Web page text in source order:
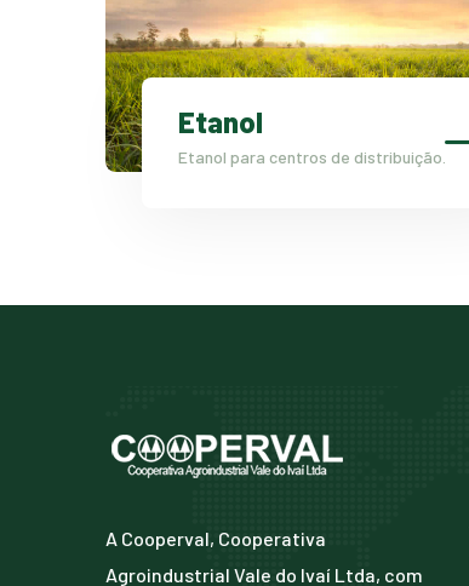
Etanol
Etanol para centros de distribuição.
A Cooperval, Cooperativa
Agroindustrial Vale do Ivaí Ltda, com